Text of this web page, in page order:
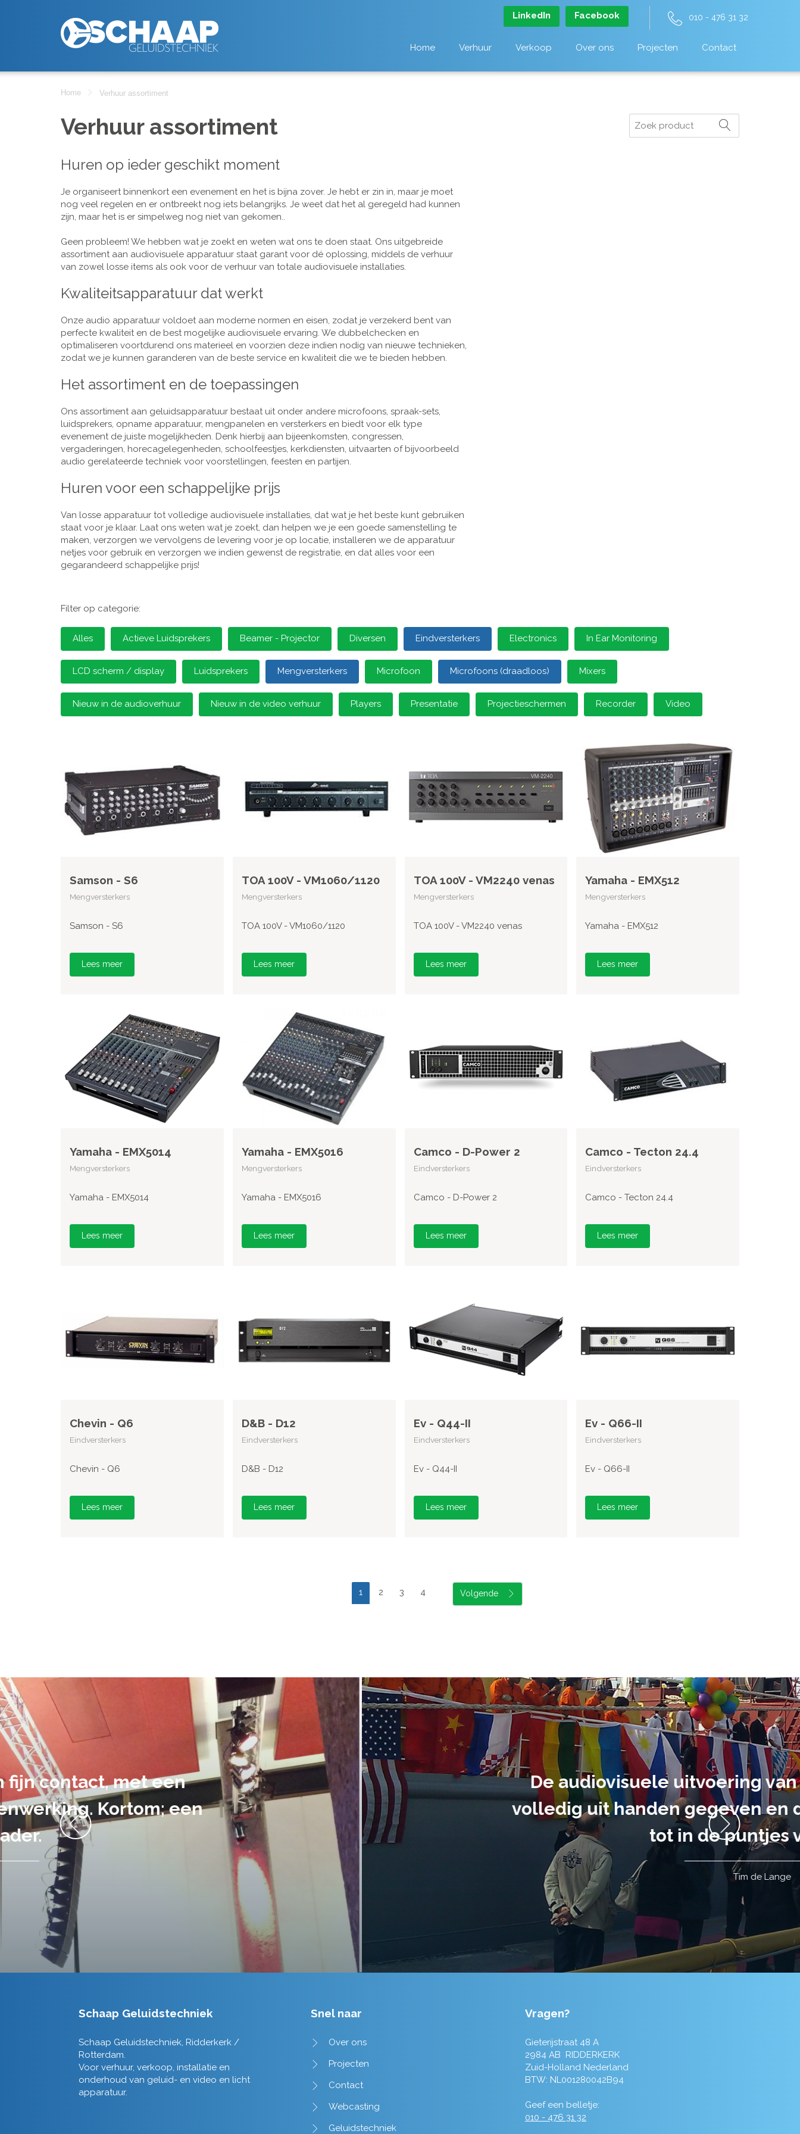
LinkedIn Facebook 010 - 476 31 32
Home Verhuur Verkoop Over ons Projecten Contact
Home Verhuur assortiment
Verhuur assortiment
Huren op ieder geschikt moment
Je organiseert binnenkort een evenement en het is bijna zover. Je hebt er zin in, maar je moet
nog veel regelen en er ontbreekt nog iets belangrijks. Je weet dat het al geregeld had kunnen
zijn, maar het is er simpelweg nog niet van gekomen..
Geen probleem! We hebben wat je zoekt en weten wat ons te doen staat. Ons uitgebreide
assortiment aan audiovisuele apparatuur staat garant voor dé oplossing, middels de verhuur
van zowel losse items als ook voor de verhuur van totale audiovisuele installaties.
Kwaliteitsapparatuur dat werkt
Onze audio apparatuur voldoet aan moderne normen en eisen, zodat je verzekerd bent van
perfecte kwaliteit en de best mogelijke audiovisuele ervaring. We dubbelchecken en
optimaliseren voortdurend ons materieel en voorzien deze indien nodig van nieuwe technieken,
zodat we je kunnen garanderen van de beste service en kwaliteit die we te bieden hebben.
Het assortiment en de toepassingen
Ons assortiment aan geluidsapparatuur bestaat uit onder andere microfoons, spraak-sets,
luidsprekers, opname apparatuur, mengpanelen en versterkers en biedt voor elk type
evenement de juiste mogelijkheden. Denk hierbij aan bijeenkomsten, congressen,
vergaderingen, horecagelegenheden, schoolfeestjes, kerkdiensten, uitvaarten of bijvoorbeeld
audio gerelateerde techniek voor voorstellingen, feesten en partijen.
Huren voor een schappelijke prijs
Van losse apparatuur tot volledige audiovisuele installaties, dat wat je het beste kunt gebruiken
staat voor je klaar. Laat ons weten wat je zoekt, dan helpen we je een goede samenstelling te
maken, verzorgen we vervolgens de levering voor je op locatie, installeren we de apparatuur
netjes voor gebruik en verzorgen we indien gewenst de registratie, en dat alles voor een
gegarandeerd schappelijke prijs!
Zoeken
Filter op categorie:
Alles Actieve Luidsprekers Beamer - Projector Diversen Eindversterkers Electronics In Ear Monitoring
LCD scherm / display Luidsprekers Mengversterkers Microfoon Microfoons (draadloos) Mixers
Nieuw in de audioverhuur Nieuw in de video verhuur Players Presentatie Projectieschermen Recorder Video
Samson - S6
Mengversterkers
Samson - S6
Lees meer
TOA 100V - VM1060/1120
Mengversterkers
TOA 100V - VM1060/1120
Lees meer
TOA 100V - VM2240 venas
Mengversterkers
TOA 100V - VM2240 venas
Lees meer
Yamaha - EMX512
Mengversterkers
Yamaha - EMX512
Lees meer
Yamaha - EMX5014
Mengversterkers
Yamaha - EMX5014
Lees meer
Yamaha - EMX5016
Mengversterkers
Yamaha - EMX5016
Lees meer
Camco - D-Power 2
Eindversterkers
Camco - D-Power 2
Lees meer
Camco - Tecton 24.4
Eindversterkers
Camco - Tecton 24.4
Lees meer
Chevin - Q6
Eindversterkers
Chevin - Q6
Lees meer
D&B - D12
Eindversterkers
D&B - D12
Lees meer
Ev - Q44-II
Eindversterkers
Ev - Q44-II
Lees meer
Ev - Q66-II
Eindversterkers
Ev - Q66-II
Lees meer
1 2 3 4
De audiovisuele uitvoering van ons evenement heb ik
volledig uit handen gegeven en dat is een aanrader! Alles
tot in de puntjes verzorgd.
Schaap Geluidstechniek
Schaap Geluidstechniek, Ridderkerk /
Rotterdam.
Voor verhuur, verkoop, installatie en
onderhoud van geluid- en video en licht
apparatuur.
Snel naar
Over ons
Projecten
Contact
Webcasting
Geluidstechniek
Vragen?
Gieterijstraat 48 A
2984 AB RIDDERKERK
Zuid-Holland Nederland
BTW: NL001280042B94
Geef een belletje:
010 - 476 31 32